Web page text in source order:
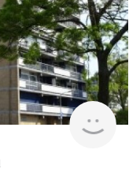
rent